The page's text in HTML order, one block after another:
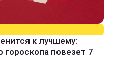
к лучшему:
гороскопа повезет 7